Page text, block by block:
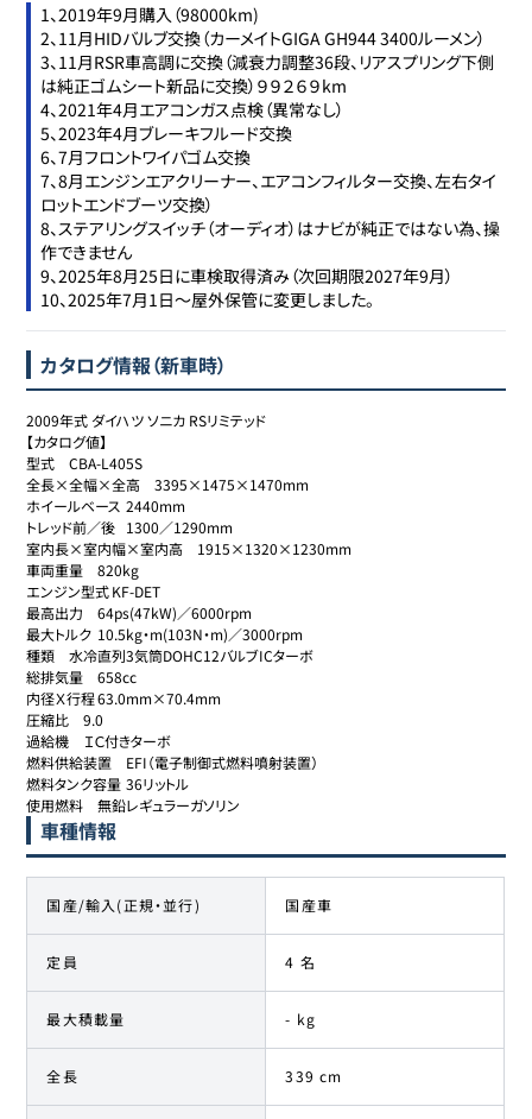
1、2019年9月購入（98000km)
2、11月HIDバルブ交換（カーメイトGIGA GH944 3400ルーメン）
3、11月RSR車高調に交換（減衰力調整36段、リアスプリング下側
は純正ゴムシート新品に交換）９９２６９km
4、2021年4月エアコンガス点検（異常なし）
5、2023年4月ブレーキフルード交換
6、7月フロントワイパゴム交換
7、8月エンジンエアクリーナー、エアコンフィルター交換、左右タイ
ロットエンドブーツ交換）
8、ステアリングスイッチ（オーディオ）はナビが純正ではない為、操
作できません
9、2025年8月25日に車検取得済み（次回期限2027年9月）
10、2025年7月1日～屋外保管に変更しました。
カタログ情報（新車時）
2009年式 ダイハツ ソニカ RSリミテッド
【カタログ値】
型式	CBA-L405S
全長×全幅×全高	3395×1475×1470mm
ホイールベース	2440mm
トレッド前／後	1300／1290mm
室内長×室内幅×室内高	1915×1320×1230mm
車両重量	820kg
エンジン型式	KF-DET
最高出力	64ps(47kW)／6000rpm
最大トルク	10.5kg・m(103N・m)／3000rpm
種類	水冷直列3気筒DOHC12バルブICターボ
総排気量	658cc
内径Ｘ行程	63.0mm×70.4mm
圧縮比	9.0
過給機	ＩＣ付きターボ
燃料供給装置	EFI（電子制御式燃料噴射装置）
燃料タンク容量	36リットル
使用燃料	無鉛レギュラーガソリン
車種情報
国産/輸入(正規・並行) 国産車
定員 4 名
最大積載量 - kg
全長 339 cm